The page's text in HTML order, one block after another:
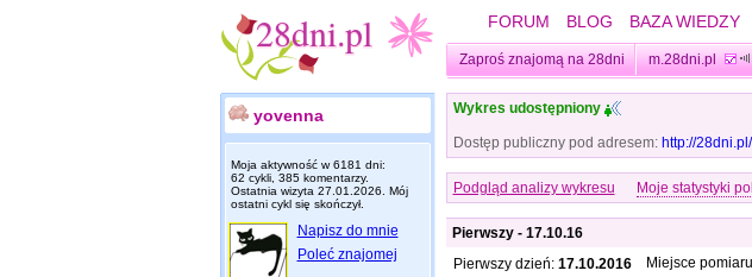
FORUM BLOG BAZA WIEDZY
Zaproś znajomą na 28dni m.28dni.pl
yovenna
Moja aktywność w 6181 dni:
62 cykli, 385 komentarzy.
Ostatnia wizyta 27.01.2026 . Mój
ostatni cykl się skończył.
Napisz do mnie
Poleć znajomej
Wykres udostępniony
Dostęp publiczny pod adresem: http://
Podgląd analizy wykresu Moje statystyki
Pierwszy - 17.10.16
Pierwszy dzień: 17.10.2016
Miejsce